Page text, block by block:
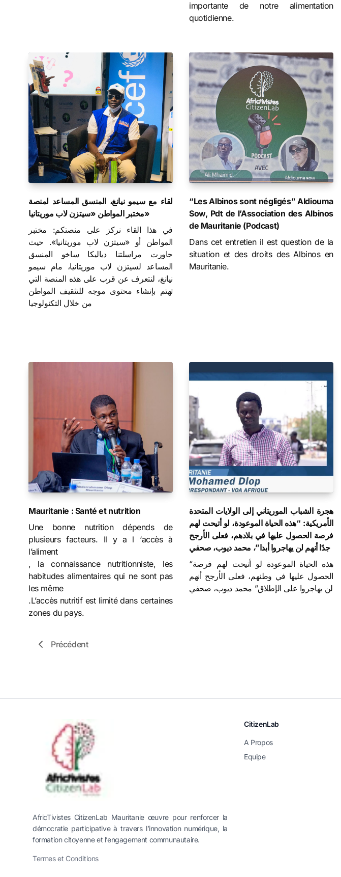
importante de notre alimentation
quotidienne.
لقاء مع سيمو نيانغ، المنسق المساعد لمنصة
مختبر المواطن «سيتزن لاب موريتانيا»
في هذا القاء نركز على منصتكم: مختبر
المواطن أو «سيتزن لاب موريتانيا». حيث
حاورت مراسلتنا دياليكا ساخو المنسق
المساعد لسيتزن لاب موريتانيا، مام سيمو
نيانغ، لنتعرف عن قرب على هذه المنصة التي
تهتم بإنشاء محتوى موجه للتثقيف المواطن
من خلال التكنولوجيا
“Les Albinos sont négligés” Aldiouma
Sow, Pdt de l’Association des Albinos
de Mauritanie (Podcast)
Dans cet entretien il est question de la
situation et des droits des Albinos en
Mauritanie.
Mauritanie : Santé et nutrition
Une bonne nutrition dépends de
plusieurs facteurs. Il y a l ‘accès à
l’aliment
, la connaissance nutritionniste, les
habitudes alimentaires qui ne sont pas
les même
.L’accès nutritif est limité dans certaines
zones du pays.
هجرة الشباب الموريتاني إلى الولايات المتحدة
الأمريكية: “هذه الحياة الموعودة، لو أتيحت لهم
فرصة الحصول عليها في بلادهم، فعلى الأرجح
جدًا أنهم لن يهاجروا أبدا”، محمد ديوب، صحفي
“هذه الحياة الموعودة لو أتيحت لهم فرصة
الحصول عليها في وطنهم، فعلى الأرجح أنهم
لن يهاجروا على الإطلاق” محمد ديوب، صحفي
Précédent
AfricTivistes CitizenLab Mauritanie œuvre pour renforcer la
démocratie participative à travers l’innovation numérique, la
formation citoyenne et l’engagement communautaire.
Termes et Conditions
CitizenLab
A Propos
Equipe